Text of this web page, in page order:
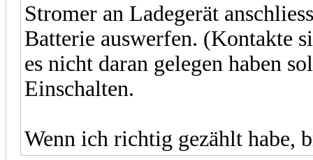
Stromer an Ladegerät
Batterie auswerfen. (Kontakte
es nicht daran gelegen haben
Einschalten.
Wenn ich richtig gezählt habe,